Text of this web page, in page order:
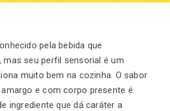
Minha conta
Carrinho
pela bebida que
mas seu perfil sensorial é um
muito bem na cozinha. O sabor
e com corpo presente é
ingrediente que dá caráter a